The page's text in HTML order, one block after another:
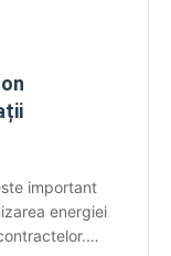
important
energiei